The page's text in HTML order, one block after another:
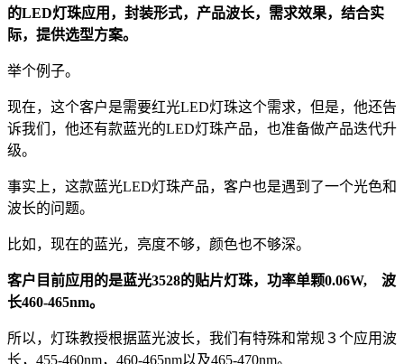
的LED灯珠应用，封装形式，产品波长，需求效果，结合实
际，提供选型方案。
举个例子。
现在，这个客户是需要红光LED灯珠这个需求，但是，他还告
诉我们，他还有款蓝光的LED灯珠产品，也准备做产品迭代升
级。
事实上，这款蓝光LED灯珠产品，客户也是遇到了一个光色和
波长的问题。
比如，现在的蓝光，亮度不够，颜色也不够深。
客户目前应用的是蓝光3528的贴片灯珠，功率单颗0.06W, 波
长460-465nm。
所以，灯珠教授根据蓝光波长，我们有特殊和常规３个应用波
长，455-460nm，460-465nm以及465-470nm。